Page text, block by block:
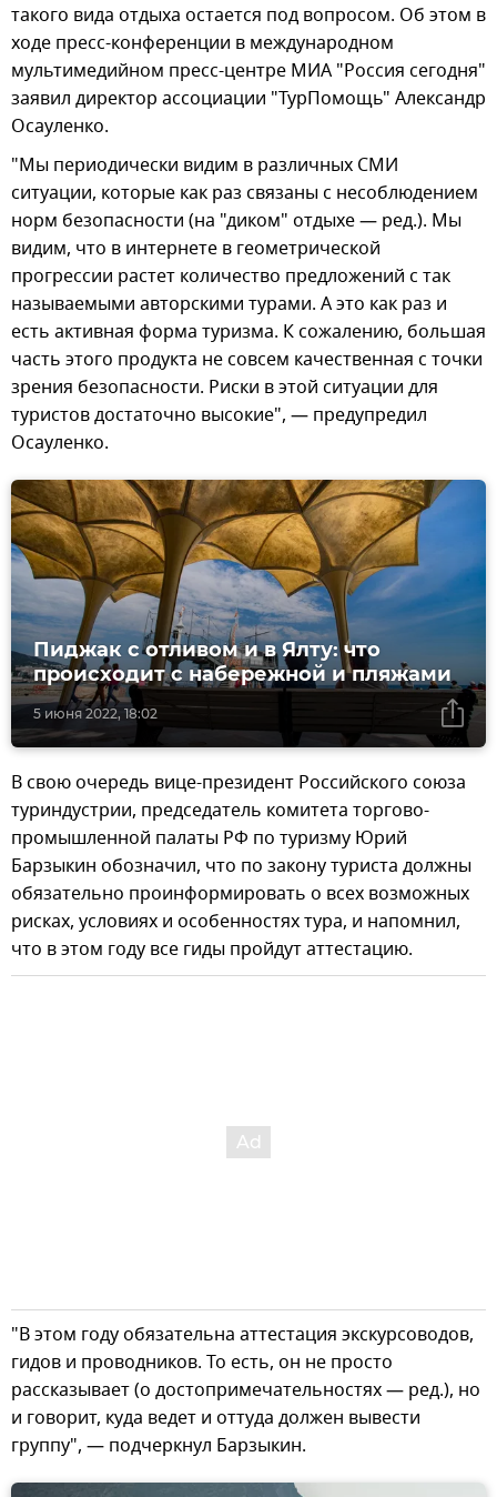
такого вида отдыха остается под вопросом. Об этом в
ходе пресс-конференции в международном
мультимедийном пресс-центре МИА "Россия сегодня"
заявил директор ассоциации "ТурПомощь" Александр
Осауленко.
"Мы периодически видим в различных СМИ
ситуации, которые как раз связаны с несоблюдением
норм безопасности (на "диком" отдыхе — ред.). Мы
видим, что в интернете в геометрической
прогрессии растет количество предложений с так
называемыми авторскими турами. А это как раз и
есть активная форма туризма. К сожалению, большая
часть этого продукта не совсем качественная с точки
зрения безопасности. Риски в этой ситуации для
туристов достаточно высокие", — предупредил
Осауленко.
5 июня 2022, 18:02
Пиджак с отливом и в Ялту: что
происходит с набережной и пляжами
В свою очередь вице-президент Российского союза
туриндустрии, председатель комитета торгово-
промышленной палаты РФ по туризму Юрий
Барзыкин обозначил, что по закону туриста должны
обязательно проинформировать о всех возможных
рисках, условиях и особенностях тура, и напомнил,
что в этом году все гиды пройдут аттестацию.
"В этом году обязательна аттестация экскурсоводов,
гидов и проводников. То есть, он не просто
рассказывает (о достопримечательностях — ред.), но
и говорит, куда ведет и оттуда должен вывести
группу", — подчеркнул Барзыкин.